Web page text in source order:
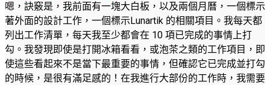
嗯，訣竅是，我前面有一塊大白板，以及兩個月曆，一個標示
著外面的設計工作，一個標示Lunartik 的相關項目。我每天都
列出工作清單，每天我至少都會在 10 項已完成的事情上打
勾。我發現即使是打開冰箱看看，或泡茶之類的工作項目，即
使這些看起來不是當下最重要的事情，但確認它已完成並打勾
的時候，是很有滿足感的！在我進行大部份的工作時，我需要